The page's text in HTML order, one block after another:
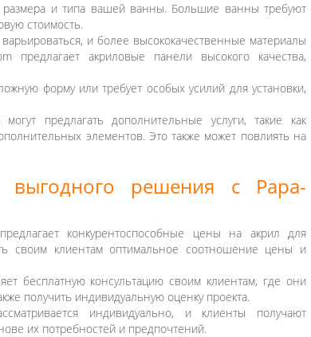
и типа вашей ванны. Большие ванны требуют
стоимость.
и более высококачественные материалы
предлагает акриловые панели высокого качества,
форму или требует особых усилий для установки,
предлагать дополнительные услуги, такие как
элементов. Это также может повлиять на
выгодного решения с Papa-
конкурентоспособные цены на акрил для
своим клиентам оптимальное соотношение цены и
бесплатную консультацию своим клиентам, где они
получить индивидуальную оценку проекта.
индивидуально, и клиенты получают
их потребностей и предпочтений.